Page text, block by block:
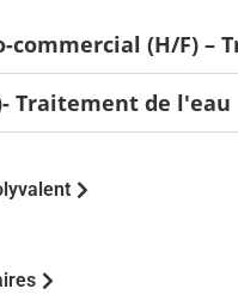
commercial (H/F) –
Traitement de l'eau